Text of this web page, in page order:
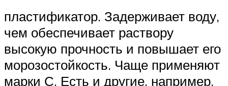
пластификатор. Задерживает воду,
чем обеспечивает раствору
высокую прочность и повышает его
морозостойкость. Чаще применяют
марки С. Есть и другие, например,